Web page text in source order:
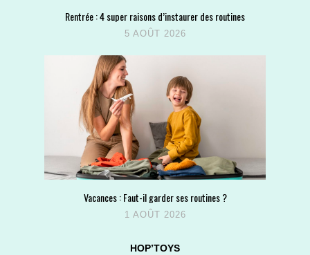
Rentrée : 4 super raisons d’instaurer des routines
5 AOÛT 2026
Vacances : Faut-il garder ses routines ?
1 AOÛT 2026
HOP’TOYS